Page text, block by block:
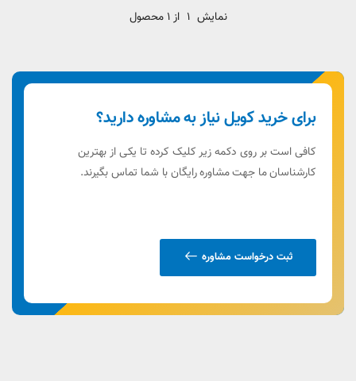
نمایش 1 از 1 محصول
برای خرید کویل نیاز به مشاوره دارید؟
کافی است بر روی دکمه زیر کلیک کرده تا یکی از بهترین
کارشناسان ما جهت مشاوره رایگان با شما تماس بگیرند.
ثبت درخواست مشاوره